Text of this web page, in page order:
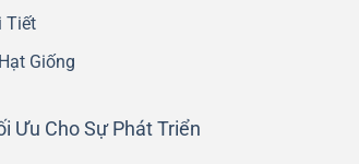
Tiết
Giống
Ưu Cho Sự Phát Triển